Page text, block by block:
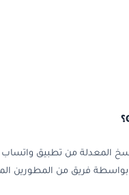
المعدلة من تطبيق واتساب
بواسطة فريق من المطورين